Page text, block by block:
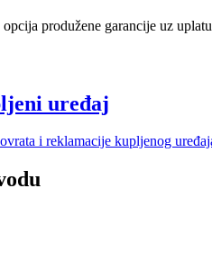
opcija produžene garancije uz
uređaj
i reklamacije kupljenog